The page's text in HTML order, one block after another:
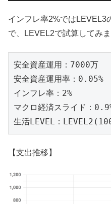
インフレ率2%ではLEVEL3
で、LEVEL2で試算してみ
安全資産運用：7000万
安全資産運用率：0.05%
インフレ率：2%
マクロ経済スライド：
生活LEVEL：
【支出推移】